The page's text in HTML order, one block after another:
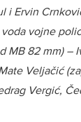
i Ervin
vojne
MB 82 mm)
Veljačić
Vergić,